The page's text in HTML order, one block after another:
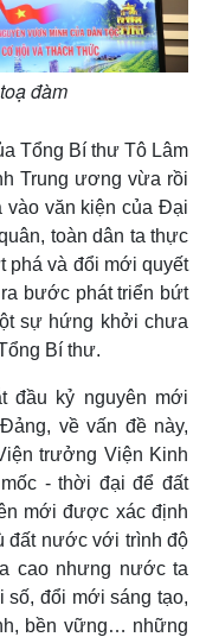
đàm
Tổng Bí thư Tô Lâm
Trung ương vừa rồi
vào văn kiện của Đại
toàn dân ta thực
phá và đổi mới quyết
bước phát triển bứt
sự hứng khởi chưa
Bí thư.
đầu kỷ nguyên mới
về vấn đề này,
trưởng Viện Kinh
- thời đại để đất
mới được xác định
đất nước với trình độ
cao nhưng nước ta
số, đổi mới sáng tạo,
bền vững… những